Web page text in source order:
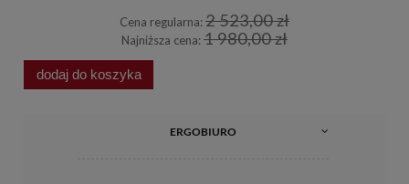
Cena regularna: 2 523,00 zł
Najniższa cena: 1 980,00 zł
dodaj do koszyka
ERGOBIURO